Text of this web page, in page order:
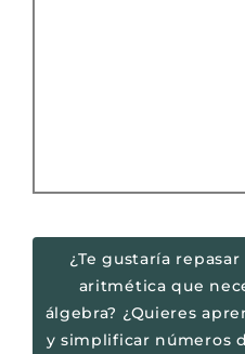
¿Te gustaría
aritmética que
álgebra? ¿Quieres
y simplificar números